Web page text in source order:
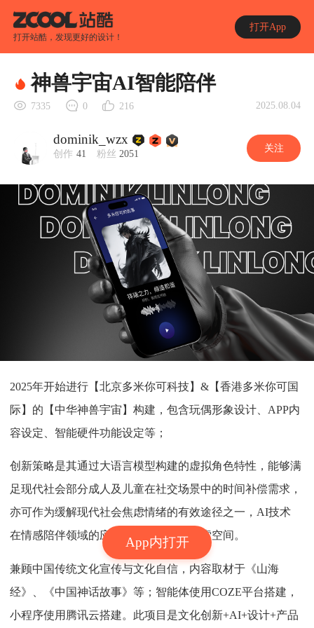
打开站酷，发现更好的设计！
打开App
App内打开
神兽宇宙AI智能陪伴
7335 0 216 2025.08.04
dominik_wzx
创作 41 粉丝 2051 关注
2025年开始进行【北京多米你可科技】&【香港多米你可国
际】的【中华神兽宇宙】构建，包含玩偶形象设计、APP内
容设定、智能硬件功能设定等；
创新策略是其通过大语言模型构建的虚拟角色特性，能够满
足现代社会部分成人及儿童在社交场景中的时间补偿需求，
亦可作为缓解现代社会焦虑情绪的有效途径之一，AI技术
在情感陪伴领域的应用仍存在广阔的探索空间。
兼顾中国传统文化宣传与文化自信，内容取材于《山海
经》、《中国神话故事》等；智能体使用COZE平台搭建，
小程序使用腾讯云搭建。此项目是文化创新+AI+设计+产品